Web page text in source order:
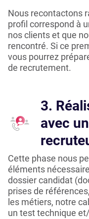
Nous recontactons
profil correspond à
nos clients et que
rencontré. Si ce
vous pourrez
de recrutement.
3.
avec
Cette phase nous
éléments
dossier candidat
prises de
les métiers, notre
un test technique